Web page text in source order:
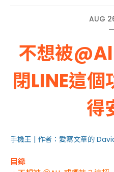
AUG
不想被
閉LINE這
得
手機王 | 作者：愛寫文章的
目錄